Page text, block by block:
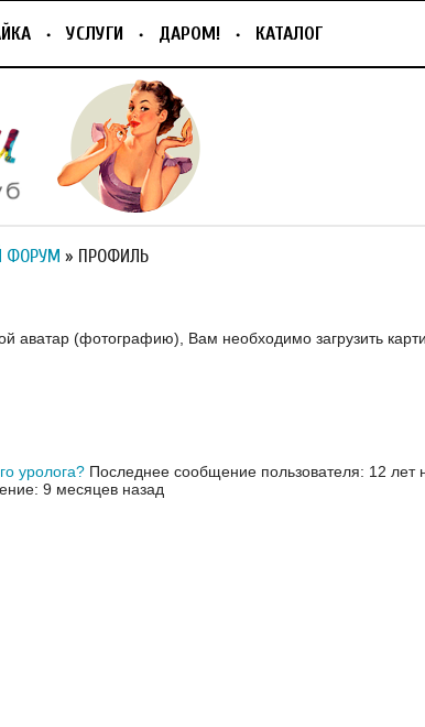
УСЛУГИ ДАРОМ! КАТАЛОГ
ФОРУМ » ПРОФИЛЬ
аватар (фотографию), Вам необходимо загрузить
уролога? Последнее сообщение пользователя: 12 лет
9 месяцев назад